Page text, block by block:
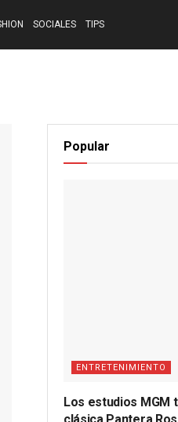
SOCIALES TIPS
Popular
ENTRETENIMIENTO
Los estudios MGM